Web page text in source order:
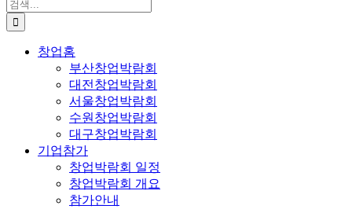
검
색:
창업홈
부산창업박람회
대전창업박람회
서울창업박람회
수원창업박람회
대구창업박람회
기업참가
창업박람회 일정
창업박람회 개요
참가안내